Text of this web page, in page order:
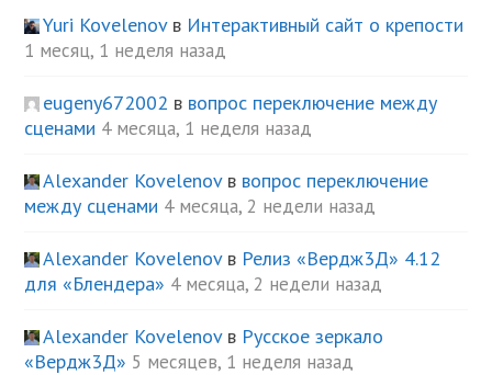
Yuri Kovelenovв Интерактивный сайт о крепости
1 месяц, 1 неделя назад
eugeny672002 в вопрос переключение между
сценами 4 месяца, 1 неделя назад
Alexander Kovelenovв вопрос переключение
между сценами 4 месяца, 2 недели назад
Alexander Kovelenovв Релиз «Вердж3Д» 4.12
для «Блендера» 4 месяца, 2 недели назад
Alexander Kovelenovв Русское зеркало
«Вердж3Д» 5 месяцев, 1 неделя назад